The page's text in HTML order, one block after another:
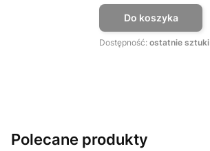
Do koszyka
Dostępność: ostatnie sztuki
Polecane produkty